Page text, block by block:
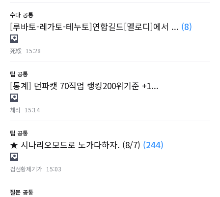
수다 공통
[루바토-레가토-테누토]연합길드[멜로디]에서 ... (8)
死綏 15:28
팁 공통
[통계] 던파캣 70직업 랭킹200위기준 +1...
체리 15:14
팁 공통
★ 시나리오모드로 노가다하자. (8/7) (244)
검선황제기가 15:03
질문 공통